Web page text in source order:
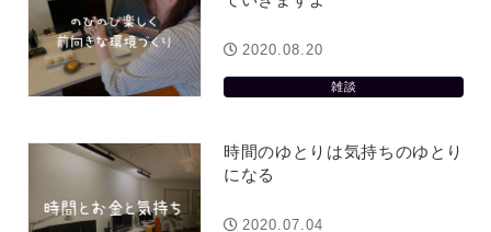
雑談
2020.08.20
時間のゆとりは気持ちのゆとり
になる
2020.07.04